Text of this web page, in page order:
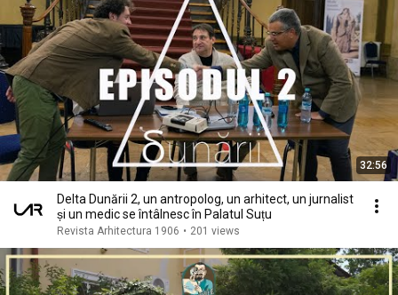
32:56
Delta Dunării 2, un antropolog, un arhitect, un jurnalist
și un medic se întâlnesc în Palatul Suțu
Revista Arhitectura 1906 • 201 views